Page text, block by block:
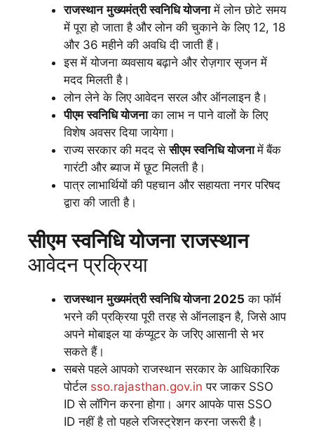
राजस्थान मुख्यमंत्री स्वनिधि योजनामें लोन छोटे समय
में पूरा हो जाता है और लोन की चुकाने के लिए 12, 18
और 36 महीने की अवधि दी जाती हैं।
इस में योजना व्यवसाय बढ़ाने और रोज़गार सृजन में
मदद मिलती है।
लोन लेने के लिए आवेदन सरल और ऑनलाइन है।
पीएम स्वनिधि योजनाका लाभ न पाने वालों के लिए
विशेष अवसर दिया जायेगा।
राज्य सरकार की मदद सेसीएम स्वनिधि योजनामें बैंक
गारंटी और ब्याज में छूट मिलती है।
पात्र लाभार्थियों की पहचान और सहायता नगर परिषद
द्वारा की जाती है।
सीएम स्वनिधि योजना राजस्थान
आवेदन प्रक्रिया
राजस्थान मुख्यमंत्री स्वनिधि योजना 2025 का फॉर्म
भरने की प्रक्रिया पूरी तरह से ऑनलाइन है, जिसे आप
अपने मोबाइल या कंप्यूटर के जरिए आसानी से भर
सकते हैं।
सबसे पहले आपको राजस्थान सरकार के आधिकारिक
पोर्टल sso.rajasthan.gov.in पर जाकर SSO
ID से लॉगिन करना होगा। अगर आपके पास SSO
ID नहीं है तो पहले रजिस्ट्रेशन करना जरूरी है।